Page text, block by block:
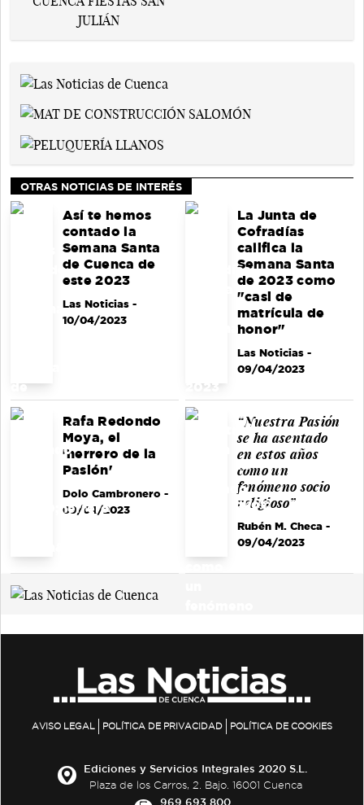
OTRAS NOTICIAS DE INTERÉS
Así te hemos
contado la
Semana Santa
de Cuenca de
este 2023
Las Noticias-
10/04/2023
La Junta de
Cofradías
califica la
Semana Santa
de 2023 como
"casi de
matrícula de
honor"
Las Noticias-
09/04/2023
Rafa Redondo
Moya, el
'herrero de la
Pasión'
Dolo Cambronero-
09/04/2023
“Nuestra Pasión
se ha asentado
en estos años
como un
fenómeno socio
religioso”
Rubén M. Checa-
09/04/2023
AVISO LEGAL POLÍTICA DE PRIVACIDAD POLÍTICA DE COOKIES
Ediciones y Servicios Integrales 2020 S.L.
Plaza de los Carros, 2. Bajo. 16001 Cuenca
969 693 800